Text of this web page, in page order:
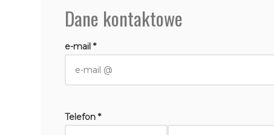
Dane kontaktowe
e-mail *
Telefon *